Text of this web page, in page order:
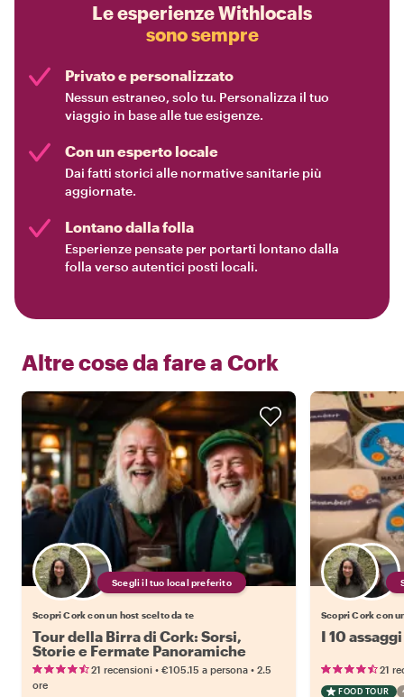
Le esperienze Withlocals
sono sempre
Privato e personalizzato
Nessun estraneo, solo tu. Personalizza il tuo
viaggio in base alle tue esigenze.
Con un esperto locale
Dai fatti storici alle normative sanitarie più
aggiornate.
Lontano dalla folla
Esperienze pensate per portarti lontano dalla
folla verso autentici posti locali.
Altre cose da fare a Cork
Scegli il tuo local preferito
Scopri Cork con un host scelto da te
Tour della Birra di Cork: Sorsi,
Storie e Fermate Panoramiche
21 recensioni • €105.15 a persona • 2.5
ore
Scopri Cork con
I 10
21
FOOD TOUR